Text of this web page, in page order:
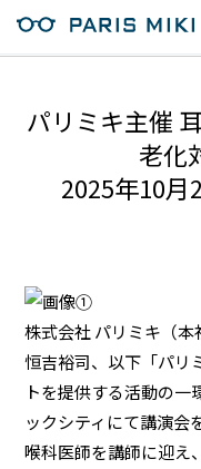
パリミキ主催
老化
2025年10月
株式会社 パリミキ（本
恒吉裕司、以下「パリ
トを提供する活動の一
ックシティにて講演会
喉科医師を講師に迎え